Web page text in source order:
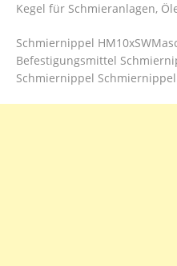
Kegel für Schmieranlagen,
Schmiernippel
Befestigungsmittel
Schmiernippel